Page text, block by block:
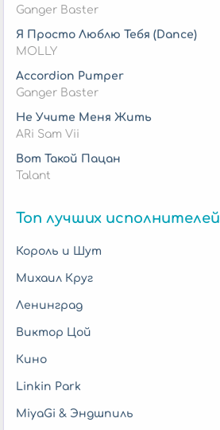
Ganger Baster
Я Просто Люблю Тебя (Dance)
MOLLY
Accordion Pumper
Ganger Baster
Не Учите Меня Жить
ARi Sam Vii
Вот Такой Пацан
Talant
Топ лучших исполнителей
Король и Шут
Михаил Круг
Ленинград
Виктор Цой
Кино
Linkin Park
MiyaGi & Эндшпиль